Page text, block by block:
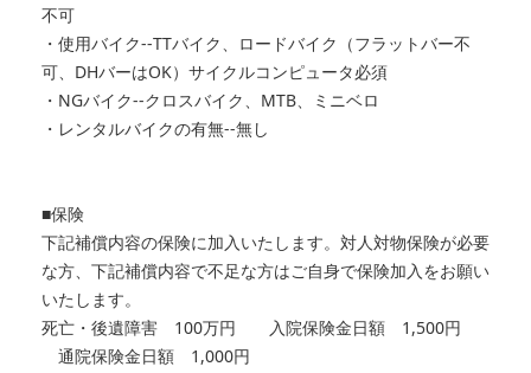
不可
・使用バイク--TTバイク、ロードバイク（フラットバー不
可、DHバーはOK）サイクルコンピュータ必須
・NGバイク--クロスバイク、MTB、ミニベロ
・レンタルバイクの有無--無し
■保険
下記補償内容の保険に加入いたします。対人対物保険が必要
な方、下記補償内容で不足な方はご自身で保険加入をお願い
いたします。
死亡・後遺障害 100万円 入院保険金日額 1,500円
通院保険金日額 1,000円